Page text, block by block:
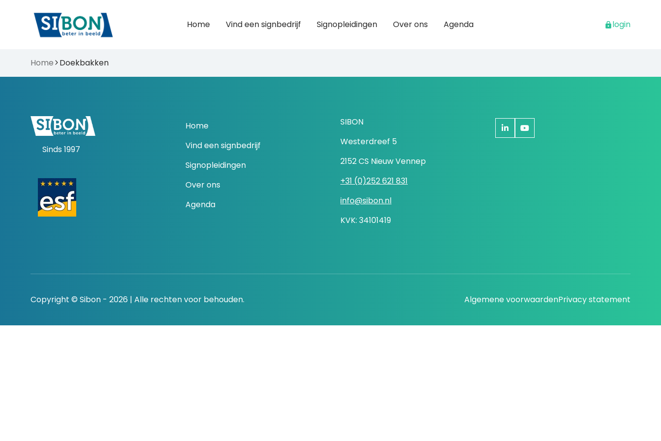
Home Vind een signbedrijf Signopleidingen Over ons Agenda login
Home Doekbakken
Sinds 1997
Home
Vind een signbedrijf
Signopleidingen
Over ons
Agenda
SIBON
Westerdreef 5
2152 CS Nieuw Vennep
+31 (0)252 621 831
info@sibon.nl
KVK: 34101419
Copyright © Sibon - 2026 | Alle rechten voor behouden. Algemene voorwaardenPrivacy statement